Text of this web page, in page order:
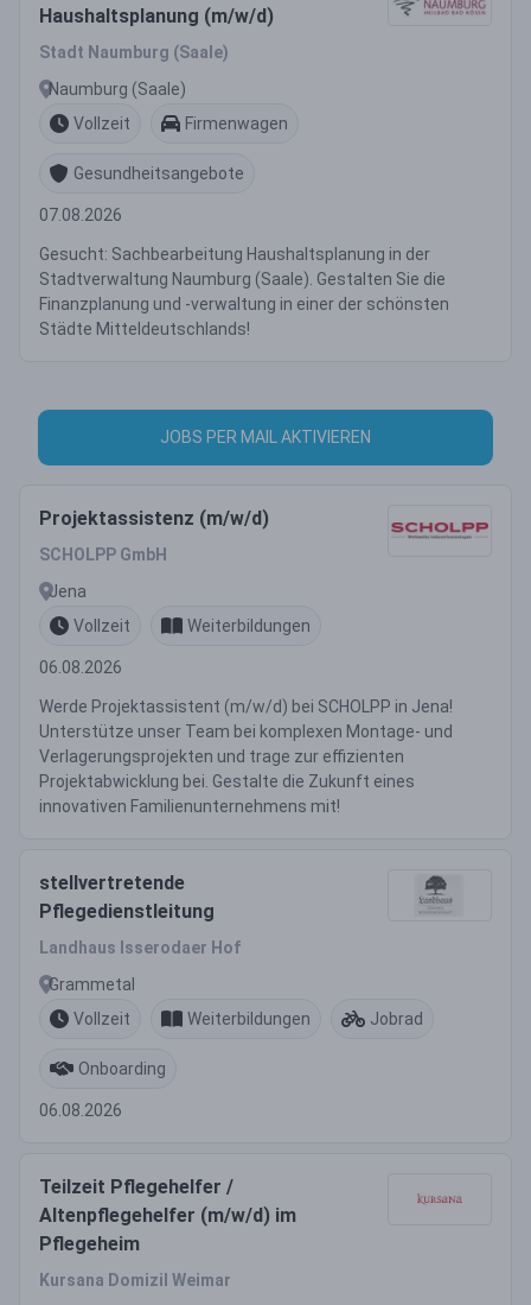
Haushaltsplanung (m/w/d)
Stadt Naumburg (Saale)
Naumburg (Saale)
Vollzeit
Firmenwagen
Gesundheitsangebote
07.08.2026
Gesucht: Sachbearbeitung Haushaltsplanung in der
Stadtverwaltung Naumburg (Saale). Gestalten Sie die
Finanzplanung und -verwaltung in einer der schönsten
Städte Mitteldeutschlands!
JOBS PER MAIL AKTIVIEREN
Projektassistenz (m/w/d)
SCHOLPP GmbH
Jena
Vollzeit
Weiterbildungen
06.08.2026
Werde Projektassistent (m/w/d) bei SCHOLPP in Jena!
Unterstütze unser Team bei komplexen Montage- und
Verlagerungsprojekten und trage zur effizienten
Projektabwicklung bei. Gestalte die Zukunft eines
innovativen Familienunternehmens mit!
stellvertretende
Pflegedienstleitung
Landhaus Isserodaer Hof
Grammetal
Vollzeit
Weiterbildungen Jobrad
Onboarding
06.08.2026
Teilzeit Pflegehelfer /
Altenpflegehelfer (m/w/d) im
Pflegeheim
Kursana Domizil Weimar